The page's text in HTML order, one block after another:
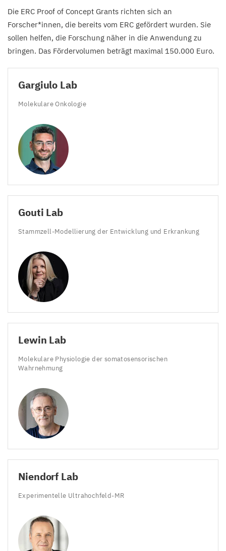
Die ERC Proof of Concept Grants richten sich an
Forscher*innen, die bereits vom ERC gefördert wurden. Sie
sollen helfen, die Forschung näher in die Anwendung zu
bringen. Das Fördervolumen beträgt maximal 150.000 Euro.
Gargiulo Lab
Molekulare Onkologie
Gouti Lab
Stammzell-Modellierung der Entwicklung und Erkrankung
Lewin Lab
Molekulare Physiologie der somatosensorischen
Wahrnehmung
Niendorf Lab
Experimentelle Ultrahochfeld-MR